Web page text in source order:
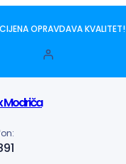
CIJENA OPRAVDAVA KVALITET!
Modriča